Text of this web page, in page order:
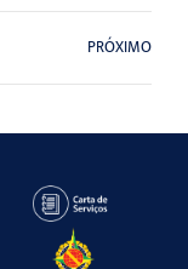
PRÓXIMO